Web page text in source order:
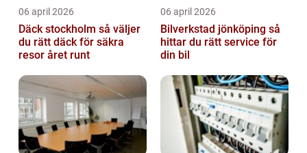
06 april 2026
Däck stockholm så väljer
du rätt däck för säkra
resor året runt
06 april 2026
Bilverkstad jönköping så
hittar du rätt service för
din bil